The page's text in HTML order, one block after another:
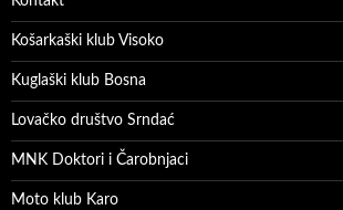
Košarkaški klub Visoko
Kuglaški klub Bosna
Lovačko društvo Srndać
MNK Doktori i Čarobnjaci
Moto klub Karo